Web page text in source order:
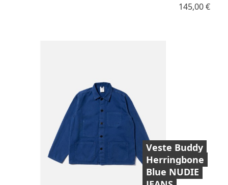
Prix
145,00 €
Veste Buddy
Herringbone
Blue NUDIE